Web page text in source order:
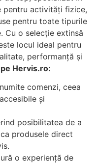
pentru activități fizice,
pentru toate tipurile
Cu o selecție extinsă
locul ideal pentru
performanță și
Hervis.ro:
comenzi, ceea
și
posibilitatea de a
produsele direct
o experiență de